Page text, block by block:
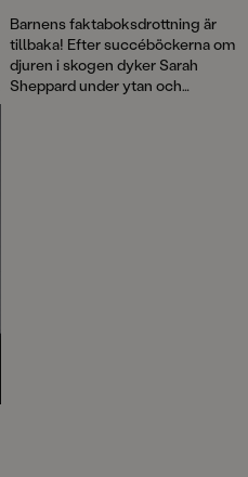
Barnens faktaboksdrottning är
tillbaka! Efter succéböckerna om
djuren i skogen dyker Sarah
Sheppard under ytan och